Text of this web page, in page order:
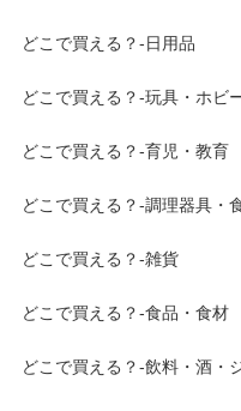
どこで買える？-日用品
どこで買える？-玩具・ホビ
どこで買える？-育児・教育
どこで買える？-調理器具・
どこで買える？-雑貨
どこで買える？-食品・食材
どこで買える？-飲料・酒・